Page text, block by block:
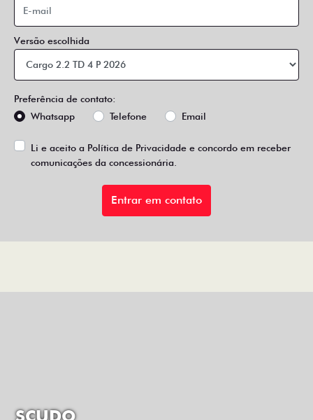
Versão escolhida
Preferência de contato:
Whatsapp
Telefone Email
Li e aceito a Política de Privacidade e concordo em receber
comunicações da concessionária.
Entrar em contato